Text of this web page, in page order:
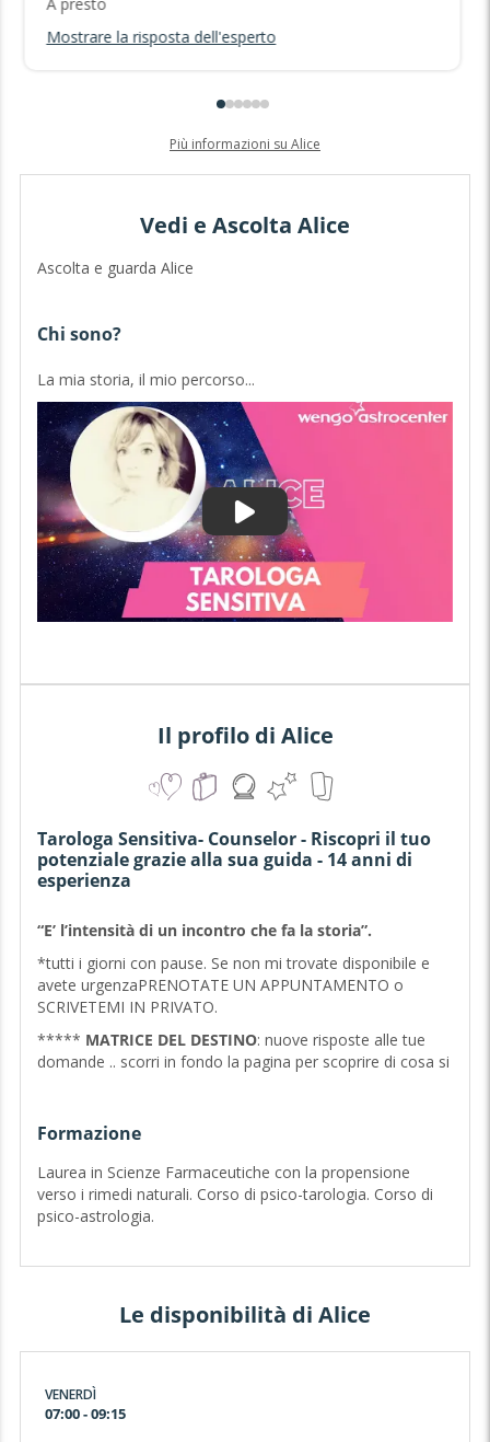
Mostrare la risposta dell'esperto
Più informazioni su Alice
Vedi e Ascolta Alice
Ascolta e guarda Alice
Chi sono?
La mia storia, il mio percorso...
Il profilo di Alice
Tarologa Sensitiva- Counselor - Riscopri il tuo
potenziale grazie alla sua guida - 14 anni di
esperienza
“E’ l’intensità di un incontro che fa la storia”.
*tutti i giorni con pause. Se non mi trovate disponibile e
avete urgenzaPRENOTATE UN APPUNTAMENTO o
SCRIVETEMI IN PRIVATO.
***** MATRICE DEL DESTINO: nuove risposte alle tue
domande .. scorri in fondo la pagina per scoprire di cosa si
Discendo da una famiglia di sensitivi. Le arti divinatorie
fanno parte di me dall'infanzia. Ricordo ancora il primo
giorno in cui me le ritrovai tra le mani. Fu attrazione a
tempo, più diventano parte di me. Oggi completano la mia
Le mie arti divinatorie sono strumento di vita, scavano nel
profondo dell' Inconscio e scoprono ciò che difficilmente
come in un vero e proprio viaggio, guida il consultante
nella direzione da lui richiesta.Lasciati guidare da me.
Formazione
Laurea in Scienze Farmaceutiche con la propensione
verso i rimedi naturali. Corso di psico-tarologia. Corso di
psico-astrologia.
Le disponibilità di Alice
VENERDÌ
07:00 - 09:15